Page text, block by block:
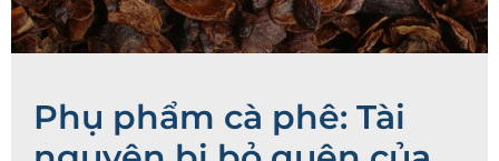
Phụ phẩm cà phê: Tài